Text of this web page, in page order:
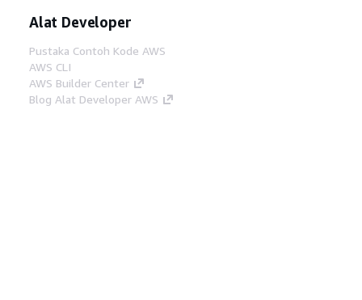
Alat Developer
Pustaka Contoh Kode AWS
AWS CLI
AWS Builder Center
Blog Alat Developer AWS